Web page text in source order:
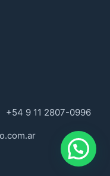
+54 9 11 2807-0996